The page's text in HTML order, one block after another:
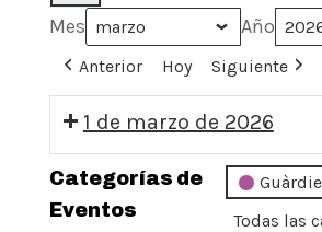
Mes Año
Anterior Hoy Siguiente
1 de marzo de 2026
09:00:
GUÀRDIA
Categorías de
Eventos
Todas las